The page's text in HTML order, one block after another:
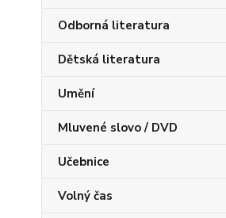
Odborná literatura
Dětská literatura
Umění
Mluvené slovo / DVD
Učebnice
Volný čas